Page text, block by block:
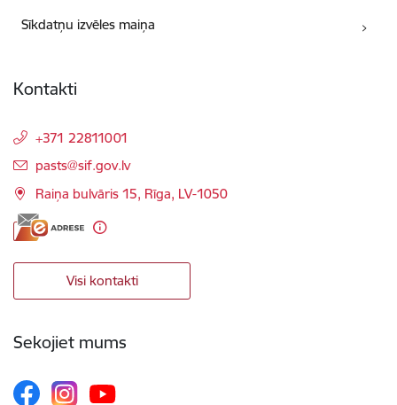
Sīkdatņu izvēles maiņa
Kontakti
+371 22811001
E-pasts:
pasts@sif.gov.lv
Raiņa bulvāris 15, Rīga, LV-1050
Visi kontakti
Sekojiet mums